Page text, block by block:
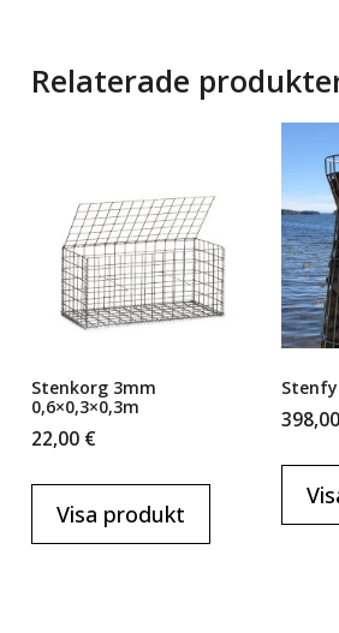
Relaterade
Stenkorg 3mm
0,6×0,3×0,3m
22,00 €
Visa produkt
398,00